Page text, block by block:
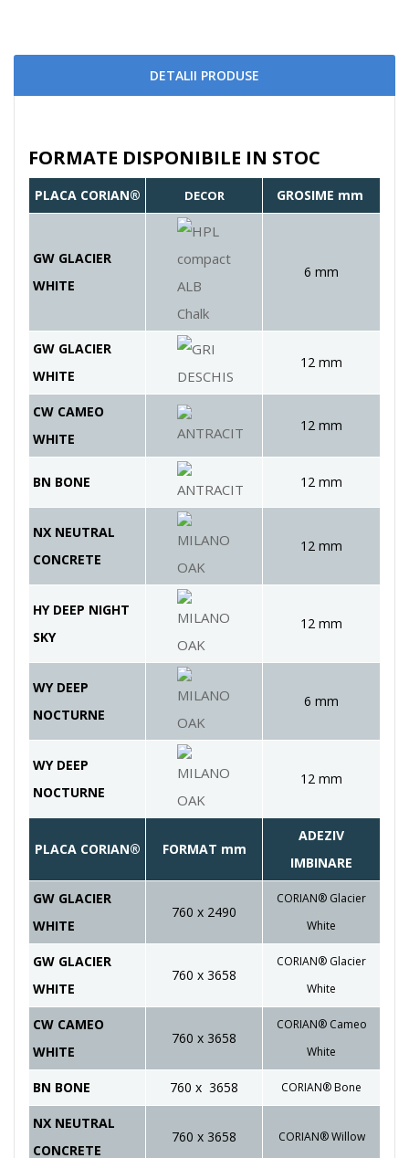
DETALII PRODUSE
FORMATE DISPONIBILE IN STOC
PLACA CORIAN® DECOR GROSIME mm
GW GLACIER
WHITE
6 mm
GW GLACIER
WHITE
12 mm
CW CAMEO
WHITE
12 mm
BN BONE 12 mm
NX NEUTRAL
CONCRETE
12 mm
HY DEEP NIGHT
SKY
12 mm
WY DEEP
NOCTURNE
6 mm
WY DEEP
NOCTURNE
12 mm
PLACA CORIAN® FORMAT mm
ADEZIV
IMBINARE
GW GLACIER
WHITE
760 x 2490
CORIAN® Glacier
White
GW GLACIER
WHITE
760 x 3658
CORIAN® Glacier
White
CW CAMEO
WHITE
760 x 3658
CORIAN® Cameo
White
BN BONE 760 x 3658 CORIAN® Bone
NX NEUTRAL
CONCRETE
760 x 3658 CORIAN® Willow